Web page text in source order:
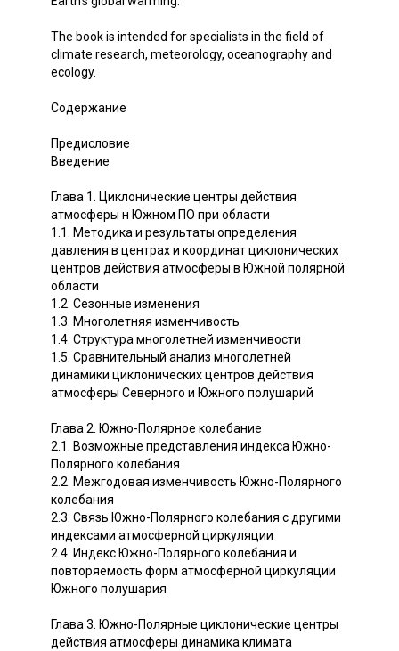
The book is intended for specialists in the field of
climate research, meteorology, oceanography and
ecology.
Содержание
Предисловие
Введение
Глава 1. Циклонические центры действия
атмосферы н Южном ПО при области
1.1. Методика и результаты определения
давления в центрах и координат циклонических
центров действия атмосферы в Южной полярной
области
1.2. Сезонные изменения
1.3. Многолетняя изменчивость
1.4. Структура многолетней изменчивости
1.5. Сравнительный анализ многолетней
динамики циклонических центров действия
атмосферы Северного и Южного полушарий
Глава 2. Южно-Полярное колебание
2.1. Возможные представления индекса Южно-
Полярного колебания
2.2. Межгодовая изменчивость Южно-Полярного
колебания
2.3. Связь Южно-Полярного колебания с другими
индексами атмосферной циркуляции
2.4. Индекс Южно-Полярного колебания и
повторяемость форм атмосферной циркуляции
Южного полушария
Глава 3. Южно-Полярные циклонические центры
действия атмосферы динамика климата